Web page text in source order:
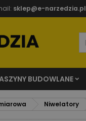
sklep@e-narzedzia.pl
BUDOWLANE
Niwelatory